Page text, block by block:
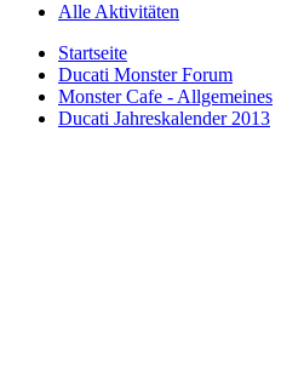
Alle Aktivitäten
Startseite
Ducati Monster Forum
Monster Cafe - Allgemeines
Ducati Jahreskalender 2013